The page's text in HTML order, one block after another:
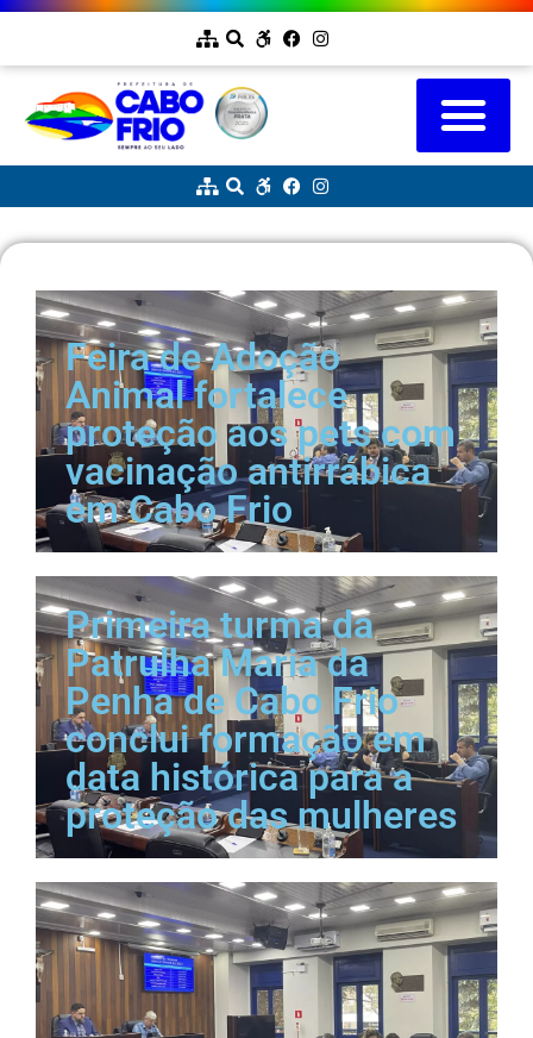
Feira de Adoção
Animal fortalece
proteção aos pets com
vacinação antirrábica
em Cabo Frio
Primeira turma da
Patrulha Maria da
Penha de Cabo Frio
conclui formação em
data histórica para a
proteção das mulheres